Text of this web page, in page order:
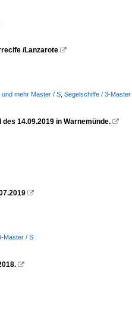
/Lanzarote 
mehr Master / S Segelschiffe / 3-Master
14.09.2019 in Warnemünde. 

Master / S
